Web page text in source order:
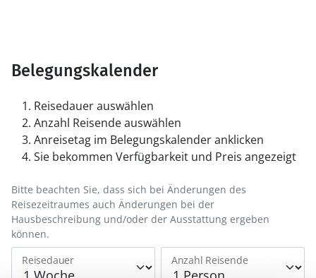
Belegungskalender
Reisedauer auswählen
Anzahl Reisende auswählen
Anreisetag im Belegungskalender anklicken
Sie bekommen Verfügbarkeit und Preis angezeigt
Reisedauer Anzahl Reisende
Bitte beachten Sie, dass sich bei Änderungen des
Reisezeitraumes auch Änderungen bei der
Hausbeschreibung und/oder der Ausstattung ergeben
können.